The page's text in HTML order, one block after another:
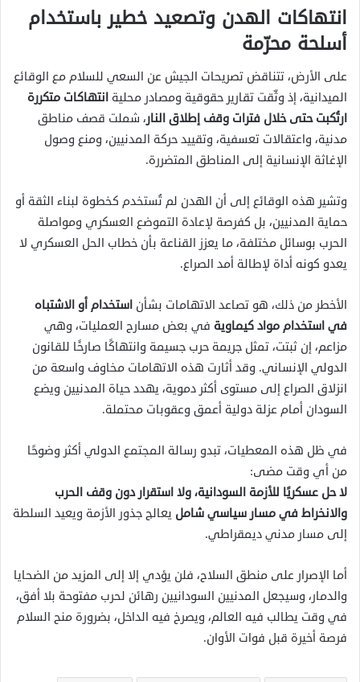
انتهاكات الهدن وتصعيد خطير باستخدام
أسلحة محرّمة
على الأرض، تتناقض تصريحات الجيش عن السعي للسلام مع الوقائع
الميدانية، إذ وثّقت تقارير حقوقية ومصادر محليةانتهاكات متكررة
ارتُكبت حتى خلال فترات وقف إطلاق النار، شملت قصف مناطق
مدنية، واعتقالات تعسفية، وتقييد حركة المدنيين، ومنع وصول
الإغاثة الإنسانية إلى المناطق المتضررة.
وتشير هذه الوقائع إلى أن الهدن لم تُستخدم كخطوة لبناء الثقة أو
حماية المدنيين، بل كفرصة لإعادة التموضع العسكري ومواصلة
الحرب بوسائل مختلفة، ما يعزز القناعة بأن خطاب الحل العسكري لا
يعدو كونه أداة لإطالة أمد الصراع.
الأخطر من ذلك، هو تصاعد الاتهامات بشأن استخدام أو الاشتباه
في استخدام مواد كيماوية في بعض مسارح العمليات، وهي
مزاعم، إن ثبتت، تمثل جريمة حرب جسيمة وانتهاكًا صارخًا للقانون
الدولي الإنساني. وقد أثارت هذه الاتهامات مخاوف واسعة من
انزلاق الصراع إلى مستوى أكثر دموية، يهدد حياة المدنيين ويضع
السودان أمام عزلة دولية أعمق وعقوبات محتملة.
في ظل هذه المعطيات، تبدو رسالة المجتمع الدولي أكثر وضوحًا
من أي وقت مضى:
لا حل عسكريًا للأزمة السودانية، ولا استقرار دون وقف الحرب
والانخراط في مسار سياسي شامل يعالج جذور الأزمة ويعيد السلطة
إلى مسار مدني ديمقراطي.
أما الإصرار على منطق السلاح، فلن يؤدي إلا إلى المزيد من الضحايا
والدمار، وسيجعل المدنيين السودانيين رهائن لحرب مفتوحة بلا أفق،
في وقت يطالب فيه العالم، ويصرخ فيه الداخل، بضرورة منح السلام
فرصة أخيرة قبل فوات الأوان.